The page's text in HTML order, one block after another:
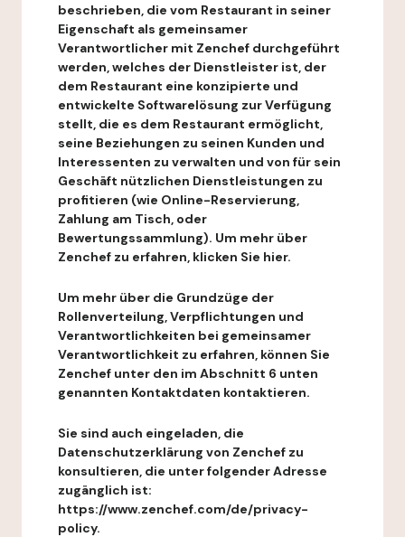
beschrieben, die vom Restaurant in seiner
Eigenschaft als gemeinsamer
Verantwortlicher mit Zenchef durchgeführt
werden, welches der Dienstleister ist, der
dem Restaurant eine konzipierte und
entwickelte Softwarelösung zur Verfügung
stellt, die es dem Restaurant ermöglicht,
seine Beziehungen zu seinen Kunden und
Interessenten zu verwalten und von für sein
Geschäft nützlichen Dienstleistungen zu
profitieren (wie Online-Reservierung,
Zahlung am Tisch, oder
Bewertungssammlung). Um mehr über
Zenchef zu erfahren, klicken Sie hier.
Um mehr über die Grundzüge der
Rollenverteilung, Verpflichtungen und
Verantwortlichkeiten bei gemeinsamer
Verantwortlichkeit zu erfahren, können Sie
Zenchef unter den im Abschnitt 6 unten
genannten Kontaktdaten kontaktieren.
Sie sind auch eingeladen, die
Datenschutzerklärung von Zenchef zu
konsultieren, die unter folgender Adresse
zugänglich ist:
https://www.zenchef.com/de/privacy-
policy.